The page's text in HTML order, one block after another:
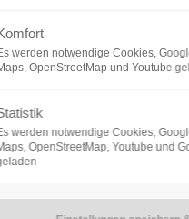
DX Antenne
Eigenschaften:
werden notwendige Cookies,
OpenStreetMap und Youtube
werden notwendige Cookies,
OpenStreetMap, Youtube und